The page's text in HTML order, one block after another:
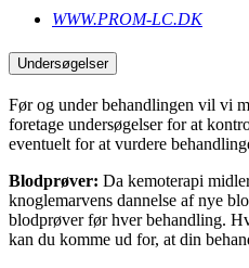
WWW.PROM-LC.DK
Undersøgelser
Før og under behandlingen vil vi
foretage undersøgelser for at
eventuelt for at vurdere
Blodprøver: Da kemoterapi
knoglemarvens dannelse af nye
blodprøver før hver behandling.
kan du komme ud for, at din